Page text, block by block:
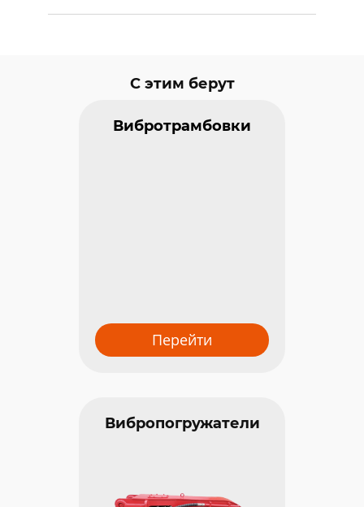
С этим берут
Вибротрамбовки
Перейти
Вибропогружатели